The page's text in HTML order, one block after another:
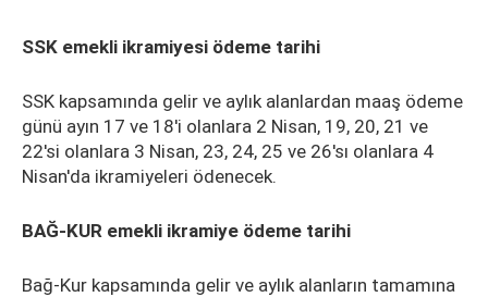
SSK emekli ikramiyesi ödeme tarihi
SSK kapsamında gelir ve aylık alanlardan maaş ödeme
günü ayın 17 ve 18'i olanlara 2 Nisan, 19, 20, 21 ve
22'si olanlara 3 Nisan, 23, 24, 25 ve 26'sı olanlara 4
Nisan'da ikramiyeleri ödenecek.
BAĞ-KUR emekli ikramiye ödeme tarihi
Bağ-Kur kapsamında gelir ve aylık alanların tamamına